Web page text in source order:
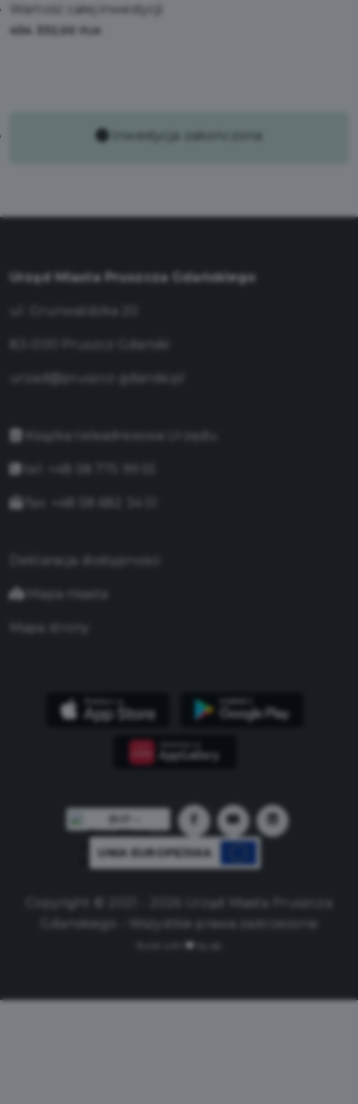
Wartość całej inwestycji:
454 332,00
Inwestycja zakończona
Urząd Miasta Pruszcza Gdańskiego
urzad@pruszcz-gdanski.pl
Książka teleadresowa Urzędu
Deklaracja dostępności
Mapa miasta
Mapa strony
UNIA EUROPEJSKA